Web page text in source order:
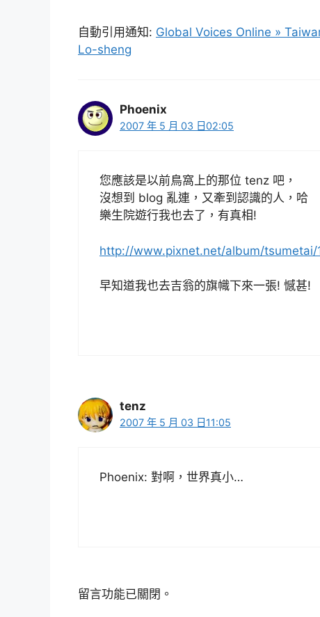
自動引用通知: Global Voices Online »
Lo-sheng
Phoenix
2007 年 5 月 03 日02:05
您應該是以前鳥窩上的那位 tenz 吧，
沒想到 blog 亂連，又牽到認識的人，哈
樂生院遊行我也去了，有真相!
http://www.pixnet.net/album/tsumetai/
早知道我也去吉翁的旗幟下來一張! 憾甚!
tenz
2007 年 5 月 03 日11:05
Phoenix: 對啊，世界真小…
留言功能已關閉。